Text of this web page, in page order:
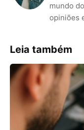
mundo
opiniões
Leia também